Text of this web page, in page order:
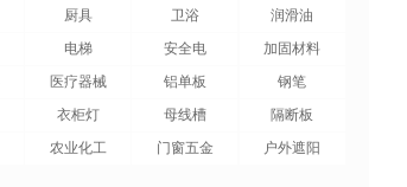
厨具 卫浴
润滑油
电梯 安全电
加固材料
医疗器械 铝单板
钢笔
衣柜灯 母线槽
隔断板
农业化工 门窗五金 户外遮阳